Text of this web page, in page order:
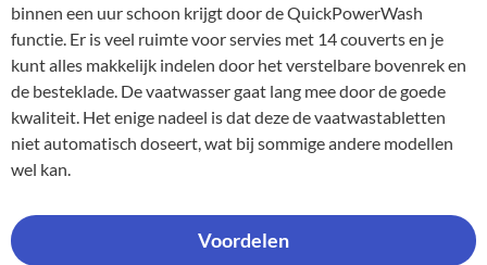
binnen een uur schoon krijgt door de QuickPowerWash
functie. Er is veel ruimte voor servies met 14 couverts en je
kunt alles makkelijk indelen door het verstelbare bovenrek en
de besteklade. De vaatwasser gaat lang mee door de goede
kwaliteit. Het enige nadeel is dat deze de vaatwastabletten
niet automatisch doseert, wat bij sommige andere modellen
wel kan.
Voordelen